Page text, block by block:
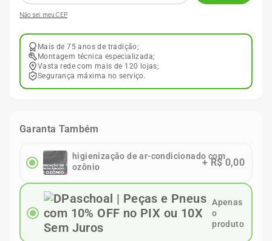
Não sei meu CEP
Mais de 75 anos de tradição;
Montagem técnica especializada;
Vasta rede com mais de 120 lojas;
Segurança máxima no serviço.
Garanta Também
higienização de ar-condicionado com
ozônio
+R$ 0,00
Apenas
o
produto